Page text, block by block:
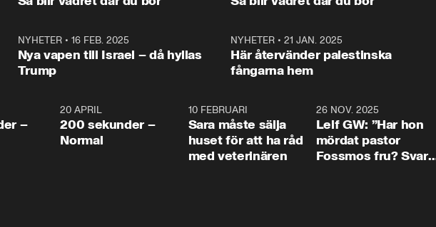
vara med så sitter vi förstås
NYHETER• 16 FEB. 2025
Nya vapen till Israel – då hyllas
Trump
NYHETER •21 JAN. 2025
Här återvänder palestinska
fångarna hem
4:23
–
20 APRIL
200 sekunder –
Normal
10 FEBRUARI
Sara måste sälja
huset för att ha råd
med veterinären
26 NOV. 2025
Leif GW: ”Har hon
mördat pastor
Fossmos fru? Svar